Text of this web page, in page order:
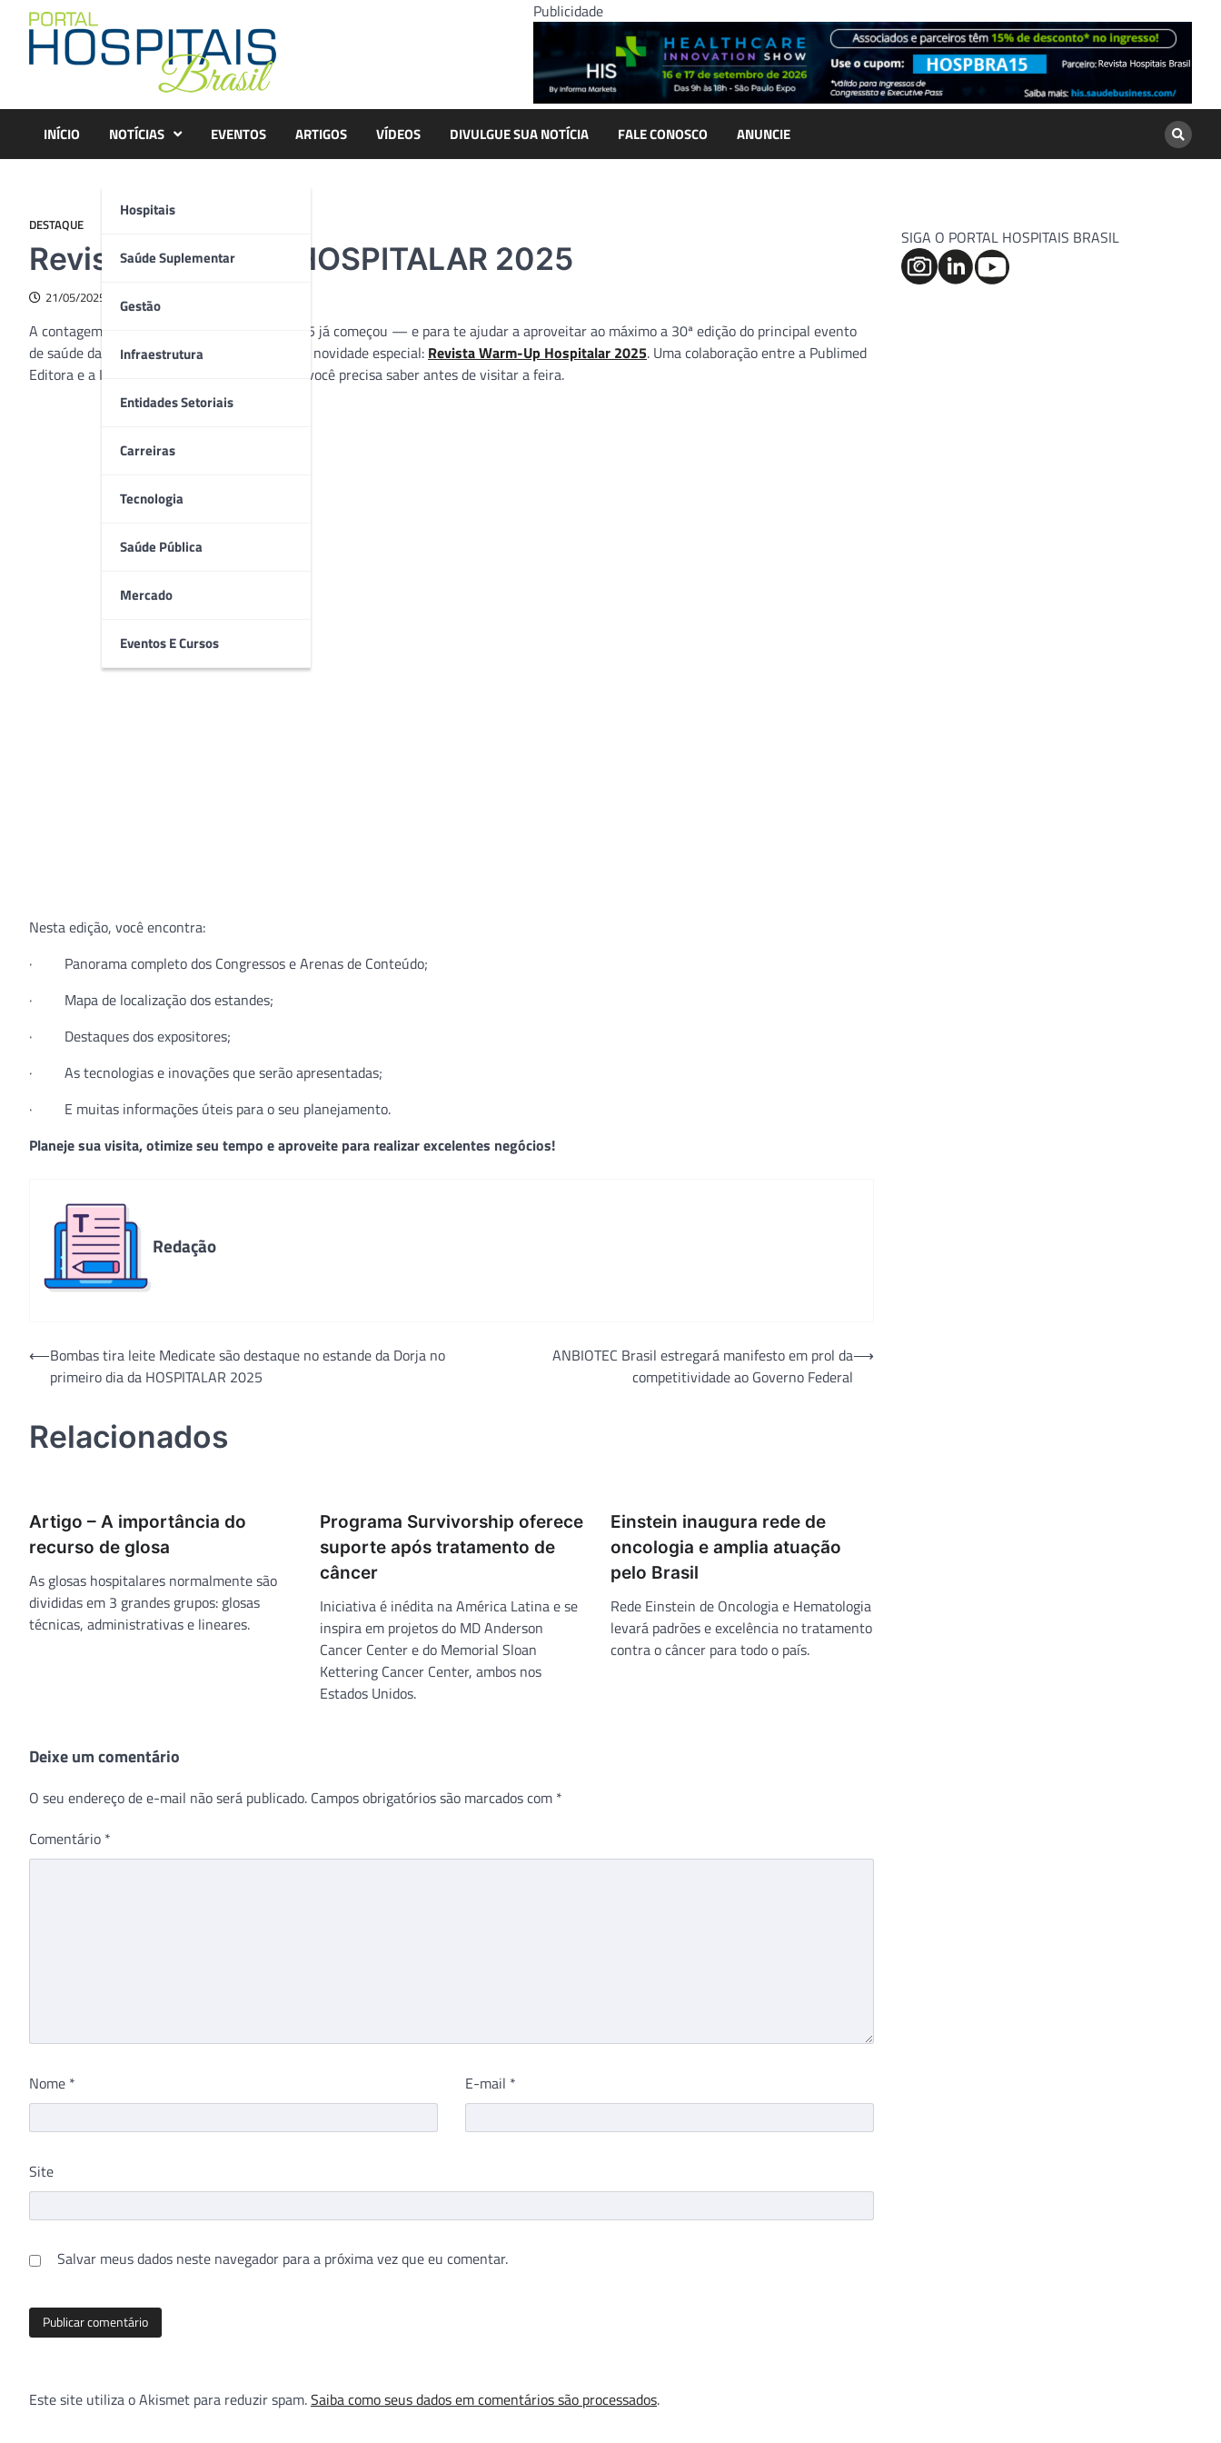
content
Publicidade
INÍCIO NOTÍCIAS
Hospitais
Saúde Suplementar
Gestão
Infraestrutura
Entidades Setoriais
Carreiras
Tecnologia
Saúde Pública
Mercado
Eventos E Cursos
EVENTOS ARTIGOS VÍDEOS DIVULGUE SUA NOTÍCIA FALE CONOSCO ANUNCIE
DESTAQUE
Revista Warm-Up HOSPITALAR 2025
21/05/2025
A contagem regressiva para a
2025 já começou — e para te ajudar a aproveitar ao máximo a 30ª edição do principal evento
de saúde da América Latina, preparamos uma novidade especial: Revista Warm-Up Hospitalar 2025. Uma colaboração entre a Publimed
Editora e a Informa Markets, com tudo o que você precisa saber antes de visitar a feira.
Nesta edição, você encontra:
· Panorama completo dos Congressos e Arenas de Conteúdo;
· Mapa de localização dos estandes;
· Destaques dos expositores;
· As tecnologias e inovações que serão apresentadas;
· E muitas informações úteis para o seu planejamento.
Planeje sua visita, otimize seu tempo e aproveite para realizar excelentes negócios!
Redação
Navegação
⟵Bombas tira leite Medicate são destaque no estande da Dorja no
primeiro dia da HOSPITALAR 2025
ANBIOTEC Brasil estregará manifesto em prol da
competitividade ao Governo Federal
⟶
Relacionados
Artigo – A importância do
recurso de glosa
As glosas hospitalares normalmente são
divididas em 3 grandes grupos: glosas
técnicas, administrativas e lineares.
Programa Survivorship oferece
suporte após tratamento de
câncer
Iniciativa é inédita na América Latina e se
inspira em projetos do MD Anderson
Cancer Center e do Memorial Sloan
Kettering Cancer Center, ambos nos
Estados Unidos.
Einstein inaugura rede de
oncologia e amplia atuação
pelo Brasil
Rede Einstein de Oncologia e Hematologia
levará padrões e excelência no tratamento
contra o câncer para todo o país.
Deixe um comentário
O seu endereço de e-mail não será publicado. Campos obrigatórios são marcados com *
Comentário *
Nome * E-mail *
Site
Salvar meus dados neste navegador para a próxima vez que eu comentar.
Este site utiliza o Akismet para reduzir spam.Saiba como seus dados em comentários são processados.
SIGA O PORTAL HOSPITAIS BRASIL